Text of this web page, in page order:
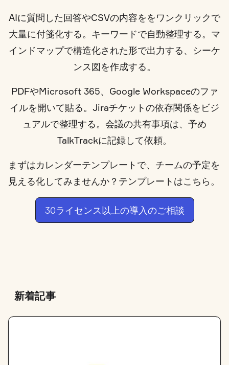
AIに質問した回答やCSVの内容ををワンクリックで
大量に付箋化する。キーワードで自動整理する。マ
インドマップで構造化された形で出力する、シーケ
ンス図を作成する。
PDFやMicrosoft 365、Google Workspaceのファ
イルを開いて貼る。Jiraチケットの依存関係をビジ
ュアルで整理する。会議の共有事項は、予め
TalkTrackに記録して依頼。
まずはカレンダーテンプレート で、チームの予定を
見える化してみませんか？ テンプレートはこちら。
30ライセンス以上の導入のご相談
新着記事